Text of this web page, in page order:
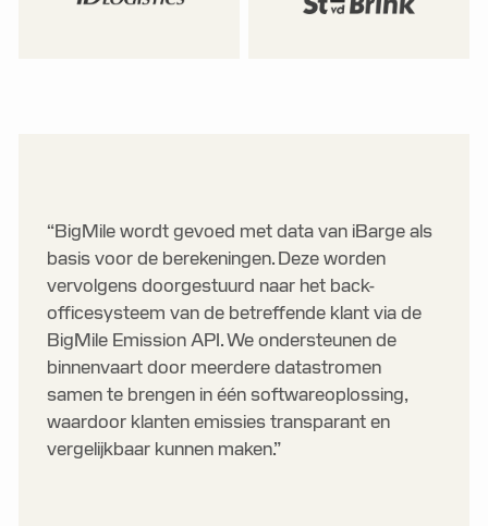
“BigMile wordt gevoed met data van iBarge als
basis voor de berekeningen. Deze worden
vervolgens doorgestuurd naar het back-
officesysteem van de betreffende klant via de
BigMile Emission API. We ondersteunen de
binnenvaart door meerdere datastromen
samen te brengen in één softwareoplossing,
waardoor klanten emissies transparant en
vergelijkbaar kunnen maken.”